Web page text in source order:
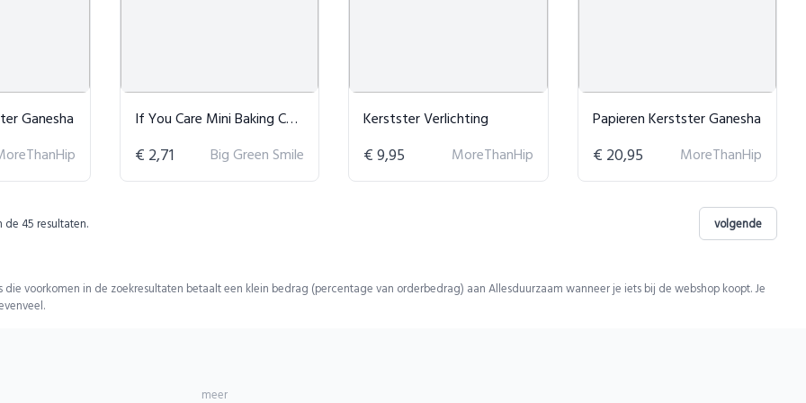
Ganesha If You Care Mini Baking Cups
€ 2,71 Big Green Smile
Kerstster Verlichting
€ 9,95 MoreThanHip
Papieren Kerstster Ganesha
€ 20,95 MoreThanHip
de 45 resultaten. volgende
die voorkomen in de zoekresultaten betaalt een klein bedrag (percentage van orderbedrag) aan Allesduurzaam wanneer je iets bij de webshop koopt. Je
meer